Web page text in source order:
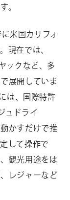
。
米国カリフォ
現在では、
ックなど、多
展開していま
は、国際特許
ュドライ
かすだけで推
して操作で
観光用途をは
レジャーなど